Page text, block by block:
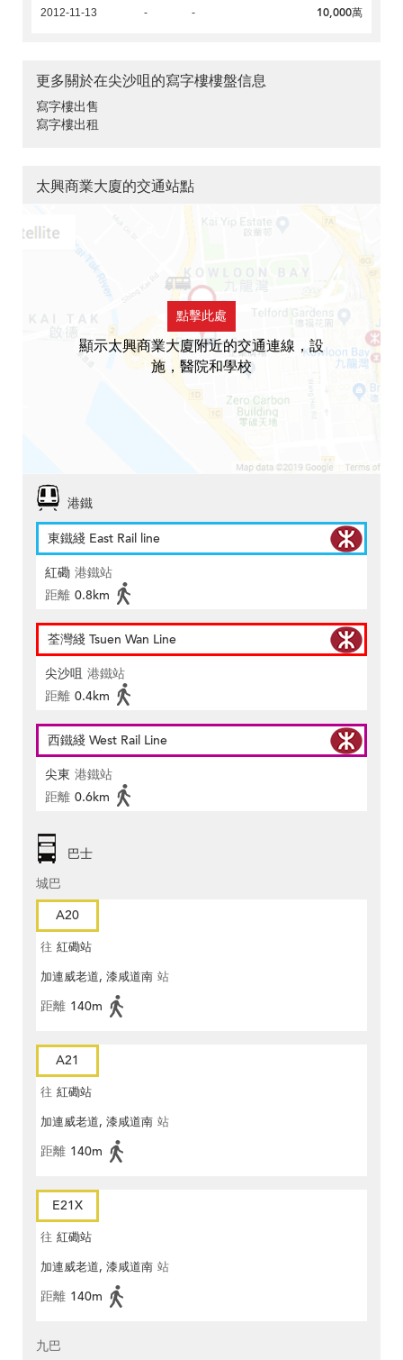
2012-11-13 - - 10,000萬
更多關於在尖沙咀的寫字樓樓盤信息
寫字樓出售
寫字樓出租
太興商業大廈的交通站點
點擊此處
顯示太興商業大廈附近的交通連線，設
施，醫院和學校
港鐵
東鐵綫 East Rail line
紅磡 港鐵站
距離 0.8km
荃灣綫 Tsuen Wan Line
尖沙咀 港鐵站
距離 0.4km
西鐵綫 West Rail Line
尖東 港鐵站
距離 0.6km
巴士
城巴
A20
往 紅磡站
加連威老道, 漆咸道南 站
距離 140m
A21
往 紅磡站
加連威老道, 漆咸道南 站
距離 140m
E21X
往 紅磡站
加連威老道, 漆咸道南 站
距離 140m
九巴